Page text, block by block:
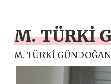
M. TÜRKİ
M. TÜRKİ